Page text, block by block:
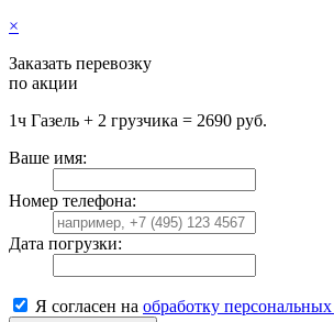
×
Заказать перевозку
по акции
1ч Газель + 2 грузчика = 2690 руб.
Ваше имя:
Номер телефона:
Дата погрузки:
Я согласен на обработку